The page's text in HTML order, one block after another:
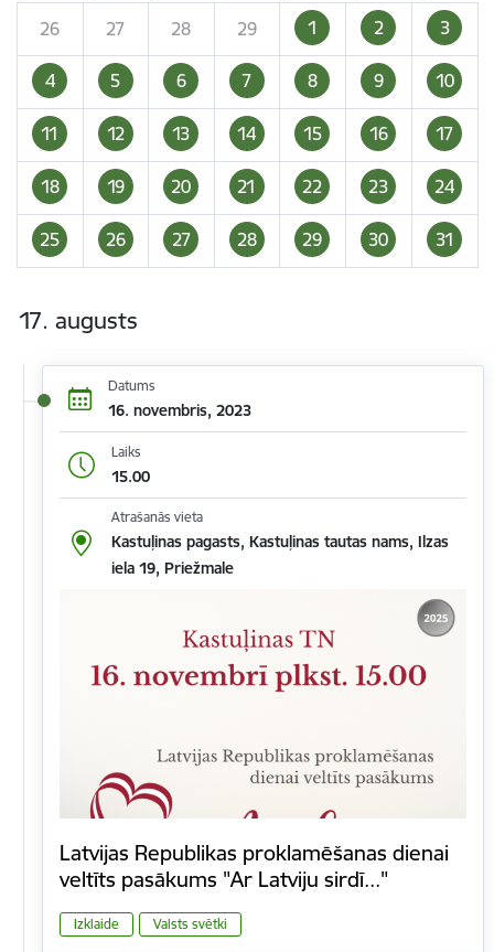
26
27 28 29 1 2 3
4 5 6 7 8 9 10
11 12 13 14 15 16 17
18 19 20 21 22 23 24
25 26 27 28 29 30 31
17. augusts
Datums
16. novembris, 2023
Laiks
15.00
Atrašanās vieta
Kastuļinas pagasts, Kastuļinas tautas nams, Ilzas
iela 19, Priežmale
Latvijas Republikas proklamēšanas dienai
veltīts pasākums "Ar Latviju sirdī..."
Izklaide Valsts svētki